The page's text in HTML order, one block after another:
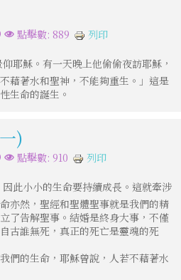
點擊數: 889 列印
耶穌。有一天晚上他偷偷夜訪耶穌，
藉著水和聖神，不能夠重生。」這是
生命的誕生。
)
點擊數: 910 列印
此小小的生命要持續成長。這就牽涉
亦然，聖經和聖體聖事就是我們的精
了告解聖事。結婚是終身大事，不僅
古誰無死，真正的死亡是靈魂的死
們的生命，耶穌曾說，人若不藉著水